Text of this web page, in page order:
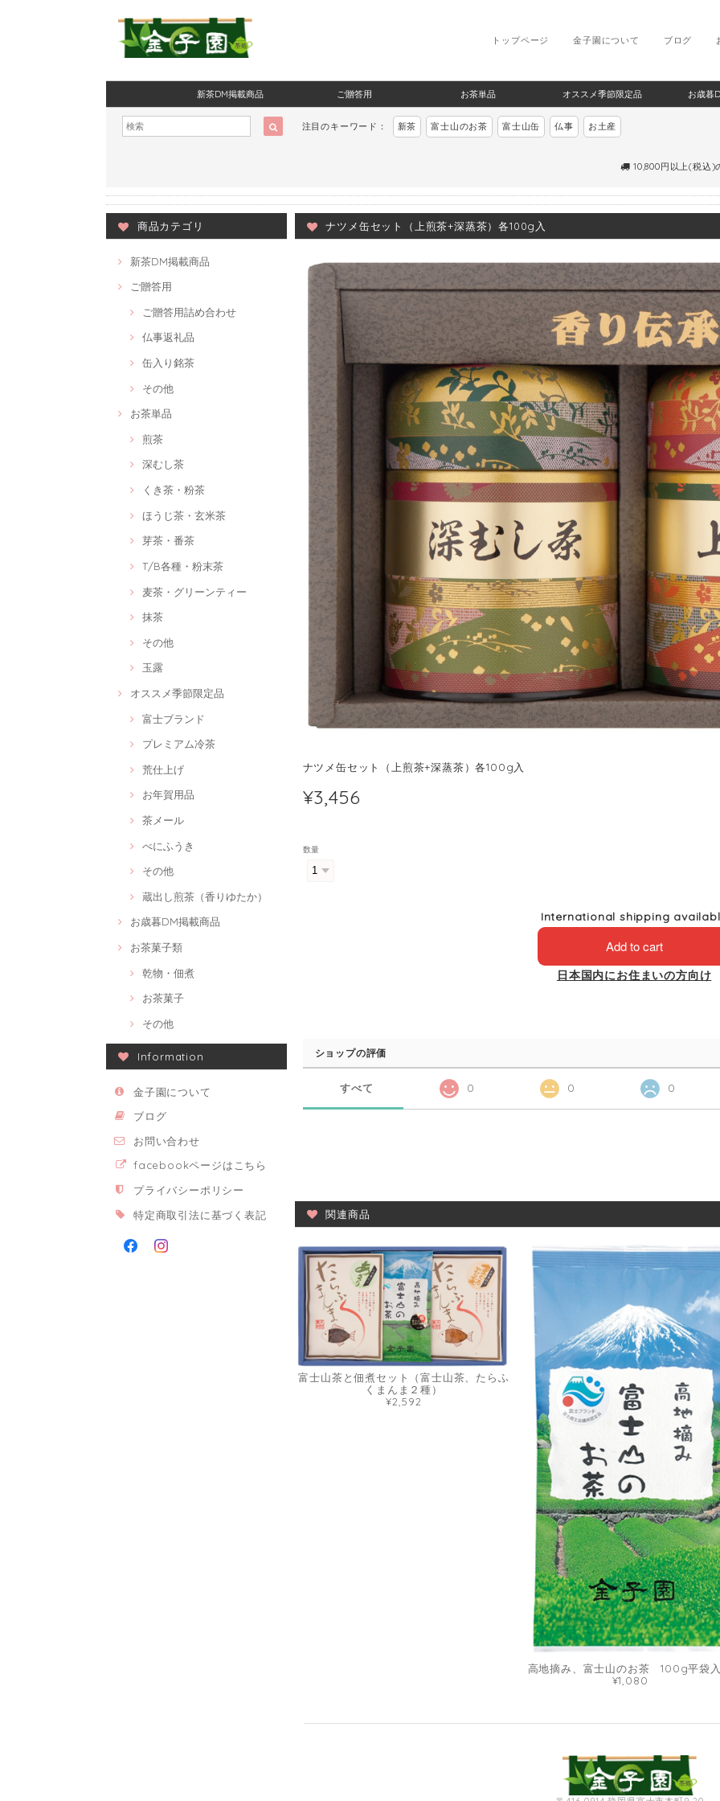
ブログ
金子園について
トップページ
新茶DM掲載商品 ご贈答用 お茶単品 オススメ季節限定品 お歳暮
注目のキーワード： 新茶 富士山のお茶 富士山缶 仏事 お土産
10,800円以上(税込)
商品カテゴリ
新茶DM掲載商品
ご贈答用
ご贈答用詰め合わせ
仏事返礼品
缶入り銘茶
その他
お茶単品
煎茶
深むし茶
くき茶・粉茶
ほうじ茶・玄米茶
芽茶・番茶
T/B各種・粉末茶
麦茶・グリーンティー
抹茶
その他
玉露
オススメ季節限定品
富士ブランド
プレミアム冷茶
荒仕上げ
お年賀用品
茶メール
べにふうき
その他
蔵出し煎茶（香りゆたか）
お歳暮DM掲載商品
お茶菓子類
乾物・佃煮
お茶菓子
その他
Information
金子園について
ブログ
お問い合わせ
facebookページはこちら
プライバシーポリシー
特定商取引法に基づく表記
ナツメ缶セット（上煎茶+深蒸茶）各100g入
ナツメ缶セット（上煎茶+深蒸茶）各100g入
¥3,456
数量
International shipping
Add to cart
日本国内にお住まいの方向け
ショップの評価
すべて 0 0 0
関連商品
富士山茶と佃煮セット（富士山茶、たらふ
くまんま２種）
¥2,592
高地摘み、富士山のお茶 100g平袋
¥1,080